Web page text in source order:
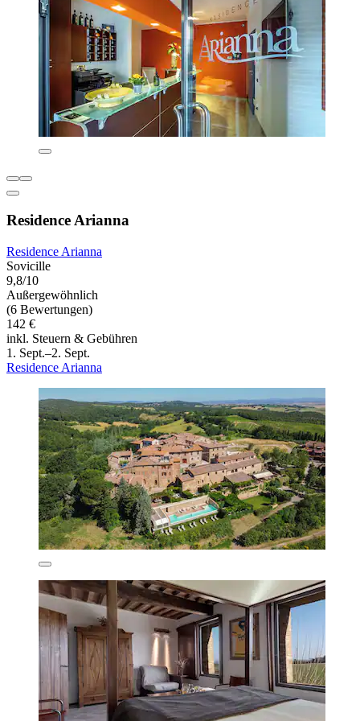
Residence Arianna
Residence Arianna
Sovicille
9,8/10
Außergewöhnlich
(6 Bewertungen)
142 €
inkl. Steuern & Gebühren
1. Sept.–2. Sept.
Residence Arianna